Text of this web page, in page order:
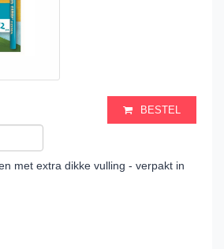
BESTEL
met extra dikke vulling - verpakt in